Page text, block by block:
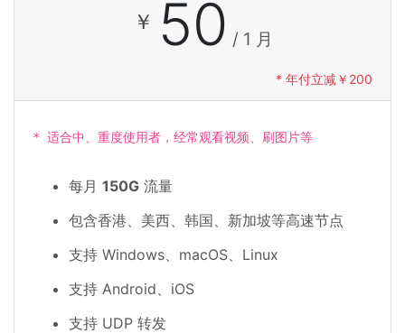
￥ 50 / 1 月
* 年付立减￥200
* 适合中、重度使用者，经常观看视频、刷图片等
每月 150G 流量
包含香港、美西、韩国、新加坡等高速节点
支持 Windows、macOS、Linux
支持 Android、iOS
支持 UDP 转发